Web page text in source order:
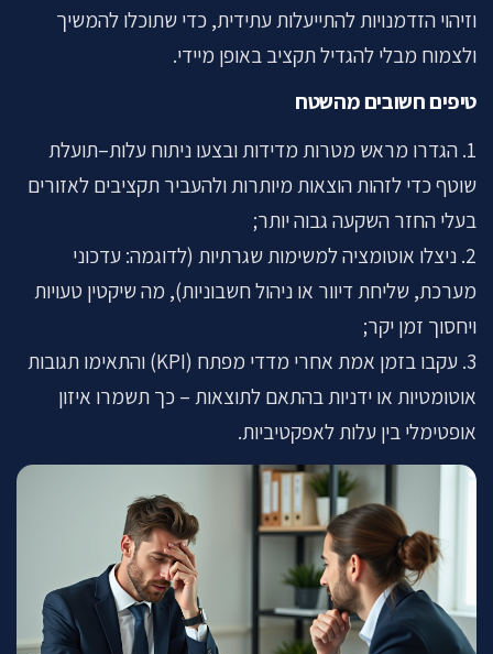
וזיהוי הזדמנויות להתייעלות עתידית, כדי שתוכלו להמשיך
ולצמוח מבלי להגדיל תקציב באופן מיידי.
טיפים חשובים מהשטח
1. הגדרו מראש מטרות מדידות ובצעו ניתוח עלות–תועלת
שוטף כדי לזהות הוצאות מיותרות ולהעביר תקציבים לאזורים
בעלי החזר השקעה גבוה יותר;
2. ניצלו אוטומציה למשימות שגרתיות (לדוגמה: עדכוני
מערכת, שליחת דיוור או ניהול חשבוניות), מה שיקטין טעויות
ויחסוך זמן יקר;
3. עקבו בזמן אמת אחרי מדדי מפתח (KPI) והתאימו תגובות
אוטומטיות או ידניות בהתאם לתוצאות – כך תשמרו איזון
אופטימלי בין עלות לאפקטיביות.